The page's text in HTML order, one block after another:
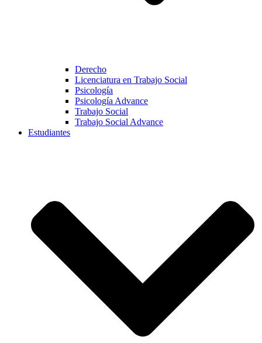
Derecho
Licenciatura en Trabajo Social
Psicología
Psicología Advance
Trabajo Social
Trabajo Social Advance
Estudiantes